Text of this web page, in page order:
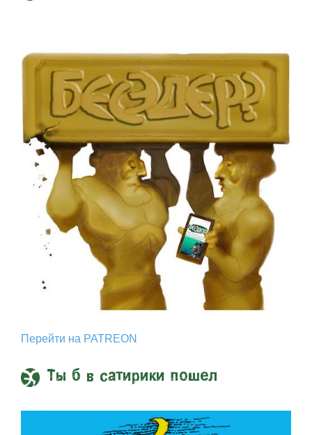
Перейти на PATREON
Ты б в сатирики пошел